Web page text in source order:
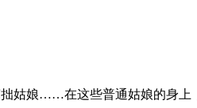
姑娘……在这些普通姑娘的身